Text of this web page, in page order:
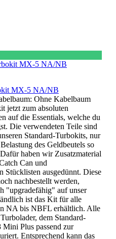
MX-5 NA/NB
Ohne Kabelbaum
jetzt zum absoluten
auf die Essentials, welche du
Die verwendeten Teile sind
Standard-Turbokits, nur
des Geldbeutels so
haben wir Zusatzmaterial
Can und
Stücklisten ausgedünnt. Diese
nachbestellt werden,
"upgradefähig" auf unser
ist das Kit für alle
NA bis NBFL erhältlich. Alle
dem Standard-
Plus passend zur
Entsprechend kann das